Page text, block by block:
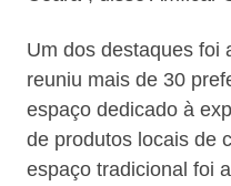
Um dos destaques foi
reuniu mais de 30
espaço dedicado à
de produtos locais de
espaço tradicional foi